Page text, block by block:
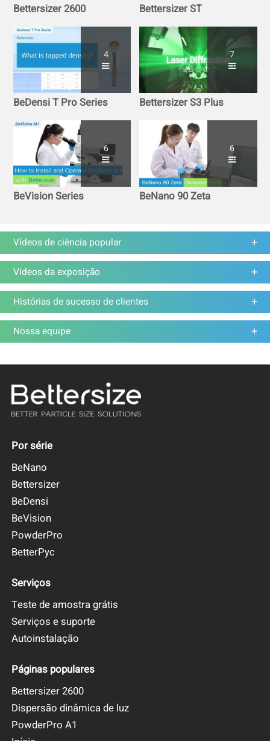
Bettersizer 2600 Bettersizer ST
4
BeDensi T Pro Series
7
Bettersizer S3 Plus
6
BeVision Series
6
BeNano 90 Zeta
Vídeos de ciência popular
Vídeos da exposição
Histórias de sucesso de clientes
Nossa equipe
Por série
BeNano
Bettersizer
BeDensi
BeVision
PowderPro
BetterPyc
Serviços
Teste de amostra grátis
Serviços e suporte
Autoinstalação
Páginas populares
Bettersizer 2600
Dispersão dinâmica de luz
PowderPro A1